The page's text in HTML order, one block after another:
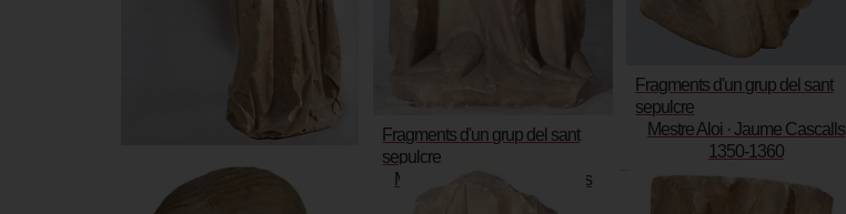
Fragments d'un grup del sant
sepulcre
Fragments d'un grup del sant
sepulcre
Mestre Aloi · Jaume Cascalls
Fragments d'un grup del sant
sepulcre
Mestre Aloi · Jaume Cascalls
1350-1360